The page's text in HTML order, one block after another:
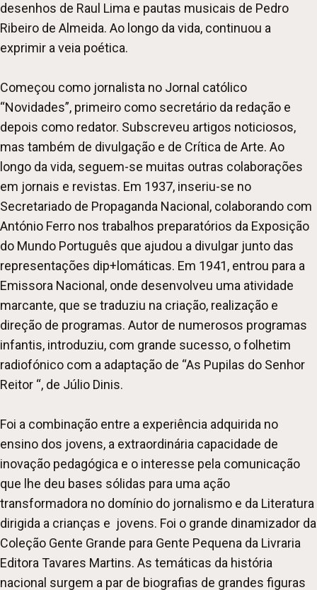
desenhos de Raul Lima e pautas musicais de Pedro
Ribeiro de Almeida. Ao longo da vida, continuou a
exprimir a veia poética.
Começou como jornalista no Jornal católico
“Novidades”, primeiro como secretário da redação e
depois como redator. Subscreveu artigos noticiosos,
mas também de divulgação e de Crítica de Arte. Ao
longo da vida, seguem-se muitas outras colaborações
em jornais e revistas. Em 1937, inseriu-se no
Secretariado de Propaganda Nacional, colaborando com
António Ferro nos trabalhos preparatórios da Exposição
do Mundo Português que ajudou a divulgar junto das
representações dip+lomáticas. Em 1941, entrou para a
Emissora Nacional, onde desenvolveu uma atividade
marcante, que se traduziu na criação, realização e
direção de programas. Autor de numerosos programas
infantis, introduziu, com grande sucesso, o folhetim
radiofónico com a adaptação de “As Pupilas do Senhor
Reitor “, de Júlio Dinis.
Foi a combinação entre a experiência adquirida no
ensino dos jovens, a extraordinária capacidade de
inovação pedagógica e o interesse pela comunicação
que lhe deu bases sólidas para uma ação
transformadora no domínio do jornalismo e da Literatura
dirigida a crianças e jovens. Foi o grande dinamizador da
Coleção Gente Grande para Gente Pequena da Livraria
Editora Tavares Martins. As temáticas da história
nacional surgem a par de biografias de grandes figuras